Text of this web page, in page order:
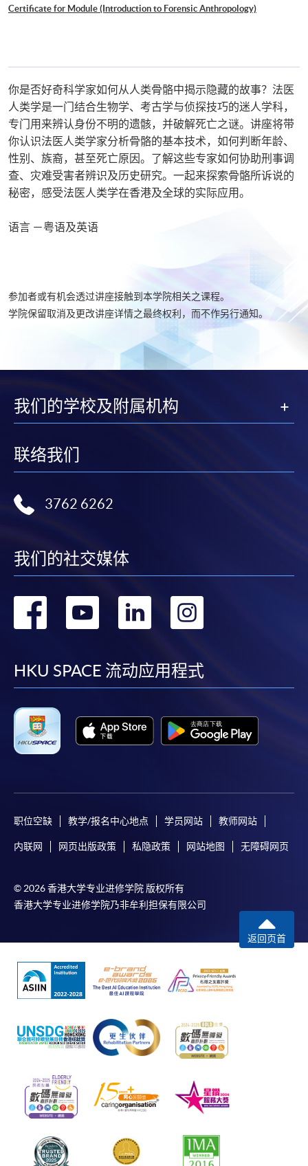
Certificate for Module (Introduction to Forensic Anthropology)
你是否好奇科学家如何从人类骨骼中揭示隐藏的故事？法医
人类学是一门结合生物学、考古学与侦探技巧的迷人学科，
专门用来辨认身份不明的遗骸，并破解死亡之谜。讲座将带
你认识法医人类学家分析骨骼的基本技术，如何判断年龄、
性别、族裔，甚至死亡原因。了解这些专家如何协助刑事调
查、灾难受害者辨识及历史研究。一起来探索骨骼所诉说的
秘密，感受法医人类学在香港及全球的实际应用。
语言 －粤语及英语
参加者或有机会透过讲座接触到本学院相关之课程。
学院保留取消及更改讲座详情之最终权利，而不作另行通知。
我们的学校及附属机构
联络我们
3762 6262
我们的社交媒体
转
facebook
转
youtube
转
linkedin
HKU SPACE 流动应用程式
职位空缺 教学/报名中心地点 学员网站 教师网站
内联网 网页出版政策 私隐政策 网站地图 无障碍网页
© 2026 香港大学专业进修学院 版权所有
香港大学专业进修学院乃非牟利担保有限公司
返回页首